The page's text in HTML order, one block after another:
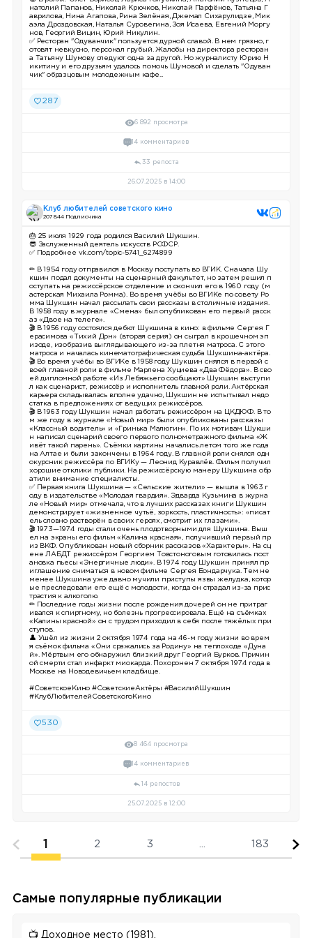
натолий Папанов, Николай Крючков, Николай Парфёнов, Татьяна Г
аврилова, Нина Агапова, Рина Зелёная, Джемал Сихарулидзе, Мик
аэла Дроздовская, Наталья Суровегина, Зоя Исаева, Евгений Моргу
нов, Георгий Вицин, Юрий Никулин.
✅ Ресторан "Одуванчик" пользуется дурной славой. В нем грязно, г
отовят невкусно, персонал грубый. Жалобы на директора ресторан
а Татьяну Шумову следуют одна за другой. Но журналисту Юрию Н
икитину и его друзьям удалось помочь Шумовой и сделать "Одуван
чик" образцовым молодежным кафе...
287
6 892 просмотра
14 комментариев
33 репоста
26.07.2025 в 14:00
Клуб любителей советского кино
207 844 Подписчика
🎂 25 июля 1929 года родился Василий Шукшин.
😎 Заслуженный деятель искусств РСФСР.
✅ Подробнее vk.com/topic-5741_6274899
✏ В 1954 году отправился в Москву поступать во ВГИК. Сначала Шу
кшин подал документы на сценарный факультет, но затем решил п
оступать на режиссёрское отделение и окончил его в 1960 году (м
астерская Михаила Ромма). Во время учёбы во ВГИКе по совету Ро
мма Шукшин начал рассылать свои рассказы в столичные издания.
В 1958 году в журнале «Смена» был опубликован его первый расск
аз «Двое на телеге».
🎬 В 1956 году состоялся дебют Шукшина в кино: в фильме Сергея Г
ерасимова «Тихий Дон» (вторая серия) он сыграл в крошечном эп
изоде, изобразив выглядывающего из-за плетня матроса. С этого
матроса и началась кинематографическая судьба Шукшина-актёра.
🎬 Во время учёбы во ВГИКе в 1958 году Шукшин снялся в первой с
воей главной роли в фильме Марлена Хуциева «Два Фёдора». В сво
ей дипломной работе «Из Лебяжьего сообщают» Шукшин выступи
л как сценарист, режиссёр и исполнитель главной роли. Актёрская
карьера складывалась вполне удачно, Шукшин не испытывал недо
статка в предложениях от ведущих режиссёров.
🎬 В 1963 году Шукшин начал работать режиссёром на ЦКДЮФ. В то
м же году в журнале «Новый мир» были опубликованы рассказы
«Классный водитель» и «Гринька Малюгин». По их мотивам Шукши
н написал сценарий своего первого полнометражного фильма «Ж
ивёт такой парень». Съёмки картины начались летом того же года
на Алтае и были закончены в 1964 году. В главной роли снялся одн
окурсник режиссёра по ВГИКу — Леонид Куравлёв. Фильм получил
хорошие отклики публики. На режиссёрскую манеру Шукшина обр
атили внимание специалисты.
✅ Первая книга Шукшина — «Сельские жители» — вышла в 1963 г
оду в издательстве «Молодая гвардия». Эдварда Кузьмина в журна
ле «Новый мир» отмечала, что в лучших рассказах книги Шукшин
демонстрирует «жизненное чутьё, зоркость, пластичность»: «писат
ель словно растворён в своих героях, смотрит их глазами».
🎬 1973—1974 годы стали очень плодотворными для Шукшина. Выш
ел на экраны его фильм «Калина красная», получивший первый пр
из ВКФ. Опубликован новый сборник рассказов «Характеры». На сц
ене ЛАБДТ режиссёром Георгием Товстоноговым готовилась пост
ановка пьесы «Энергичные люди». В 1974 году Шукшин принял пр
иглашение сниматься в новом фильме Сергея Бондарчука. Тем не
менее Шукшина уже давно мучили приступы язвы желудка, котор
ые преследовали его ещё с молодости, когда он страдал из-за прис
трастия к алкоголю.
✏ Последние годы жизни после рождения дочерей он не притраг
ивался к спиртному, но болезнь прогрессировала. Ещё на съёмках
«Калины красной» он с трудом приходил в себя после тяжёлых при
ступов.
👤 Ушёл из жизни 2 октября 1974 года на 46-м году жизни во врем
я съёмок фильма «Они сражались за Родину» на теплоходе «Дуна
й». Мёртвым его обнаружил близкий друг Георгий Бурков. Причин
ой смерти стал инфаркт миокарда. Похоронен 7 октября 1974 года в
Москве на Новодевичьем кладбище.
#СоветскоеКино #СоветскиеАктёры #ВасилийШукшин
#КлубЛюбителейСоветскогоКино
530
8 464 просмотра
14 комментариев
14 репостов
25.07.2025 в 12:00
1 2 3 183
Самые популярные публикации
📺 Доходное место (1981).